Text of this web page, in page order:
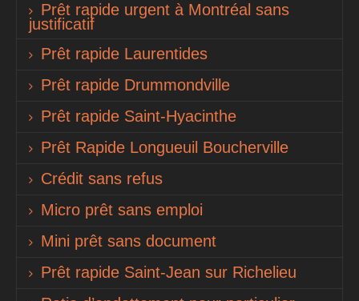
Prêt rapide urgent à Montréal sans
justificatif
Prêt rapide Laurentides
Prêt rapide Drummondville
Prêt rapide Saint-Hyacinthe
Prêt Rapide Longueuil Boucherville
Crédit sans refus
Micro prêt sans emploi
Mini prêt sans document
Prêt rapide Saint-Jean sur Richelieu